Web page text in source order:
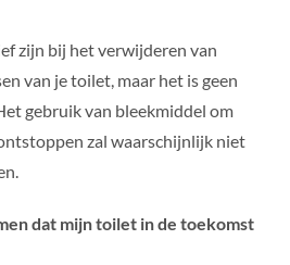
zijn bij het verwijderen van
van je toilet, maar het is geen
gebruik van bleekmiddel om
zal waarschijnlijk niet
dat mijn toilet in de toekomst